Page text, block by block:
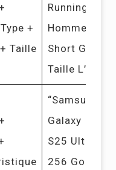
+
Taille
Running
Homme
Short Gris
Taille L”
“Samsung
Galaxy
S25 Ultra
256 Go